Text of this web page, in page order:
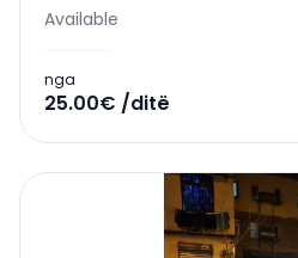
Available
nga
25.00€ /ditë